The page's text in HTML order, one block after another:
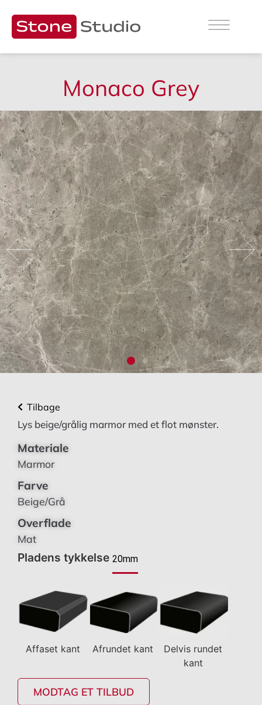
Monaco Grey
Tilbage
Lys beige/grålig marmor med et flot mønster.
Materiale
Marmor
Farve
Beige/Grå
Overflade
Mat
Pladens tykkelse 20mm
Affaset kant Afrundet kant
Delvis rundet
kant
MODTAG ET TILBUD